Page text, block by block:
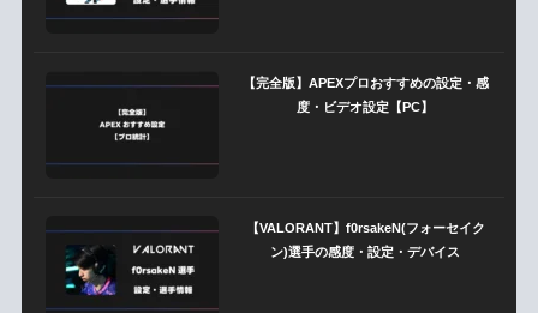
【完全版】APEXプロおすすめの設定・感
度・ビデオ設定【PC】
【VALORANT】f0rsakeN(フォーセイク
ン)選手の感度・設定・デバイス